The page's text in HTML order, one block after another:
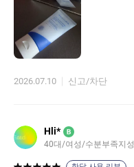
2026.07.10 신고/차단
Hli* B
40대 여성 수분부족지성